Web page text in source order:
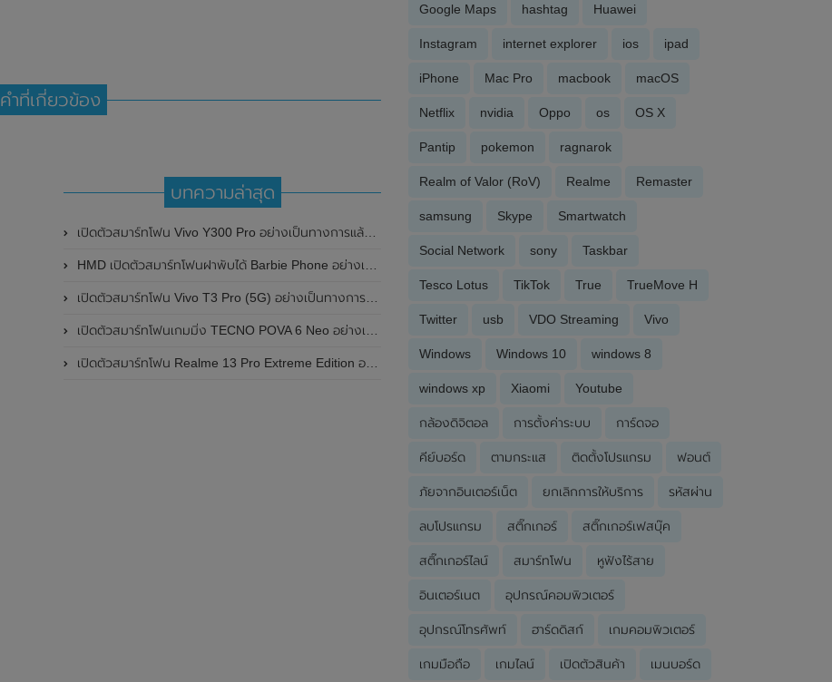
คำที่เกี่ยวข้อง
บทความล่าสุด
เปิดตัวสมาร์ทโฟน Vivo Y300 Pro อย่างเป็นทางการแล้วในประเทศจีน มาพร้อมดีไซน์พรีเมี่ยม ทนทาน และแบตเตอรี่สุดอึดขนาดใหญ่ 6,500mAh พร้อมรองรับการชาร์จไว 80W
HMD เปิดตัวสมาร์ทโฟนฝาพับได้ Barbie Phone อย่างเป็นทางการแล้ว มาพร้อมธีมสีชมพูสดใส
เปิดตัวสมาร์ทโฟน Vivo T3 Pro (5G) อย่างเป็นทางการแล้วในประเทศอินเดีย
เปิดตัวสมาร์ทโฟนเกมมิ่ง TECNO POVA 6 Neo อย่างเป็นทางการแล้วในประเทศไทย ในราคา 8,499 บาท
เปิดตัวสมาร์ทโฟน Realme 13 Pro Extreme Edition อย่างเป็นทางการแล้วในประเทศจีน
Google Maps hashtag Huawei
Instagram internet explorer ios ipad
iPhone Mac Pro macbook macOS
Netflix nvidia Oppo os OS X
Pantip pokemon ragnarok
Realm of Valor (RoV) Realme Remaster
samsung Skype Smartwatch
Social Network sony Taskbar
Tesco Lotus TikTok True TrueMove H
Twitter usb VDO Streaming Vivo
Windows Windows 10 windows 8
windows xp Xiaomi Youtube
กล้องดิจิตอล การตั้งค่าระบบ การ์ดจอ
คีย์บอร์ด ตามกระแส ติดตั้งโปรแกรม ฟอนต์
ภัยจากอินเตอร์เน็ต ยกเลิกการให้บริการ รหัสผ่าน
ลบโปรแกรม สติ๊กเกอร์ สติ๊กเกอร์เฟสบุ๊ค
สติ๊กเกอร์ไลน์ สมาร์ทโฟน หูฟังไร้สาย
อินเตอร์เนต อุปกรณ์คอมพิวเตอร์
อุปกรณ์โทรศัพท์ ฮาร์ดดิสก์ เกมคอมพิวเตอร์
เกมมือถือ เกมไลน์ เปิดตัวสินค้า เมนบอร์ด